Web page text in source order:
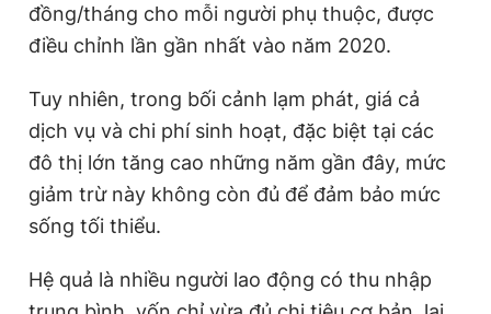
đồng/tháng cho mỗi người phụ thuộc, được
điều chỉnh lần gần nhất vào năm 2020.
Tuy nhiên, trong bối cảnh lạm phát, giá cả
dịch vụ và chi phí sinh hoạt, đặc biệt tại các
đô thị lớn tăng cao những năm gần đây, mức
giảm trừ này không còn đủ để đảm bảo mức
sống tối thiểu.
Hệ quả là nhiều người lao động có thu nhập